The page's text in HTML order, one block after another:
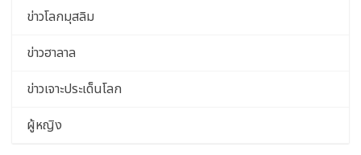
ข่าวโลกมุสลิม
ข่าวฮาลาล
ข่าวเจาะประเด็นโลก
ผู้หญิง